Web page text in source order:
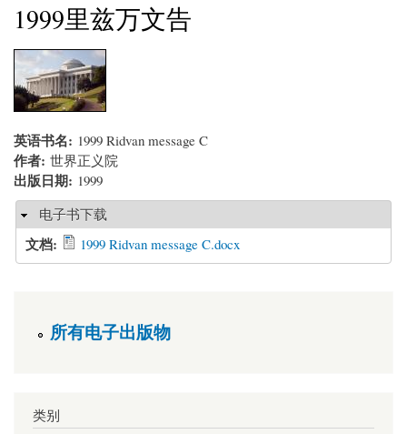
1999里兹万文告
英语书名: 1999 Ridvan message C
作者: 世界正义院
出版日期: 1999
Hide电子书下载
文档: 1999 Ridvan message C.docx
所有电子出版物
类别